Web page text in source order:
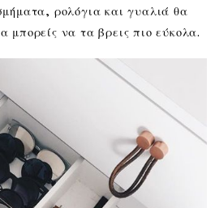
ρολόγια και γυαλιά θα
μπορείς να τα βρεις πιο εύκολα.